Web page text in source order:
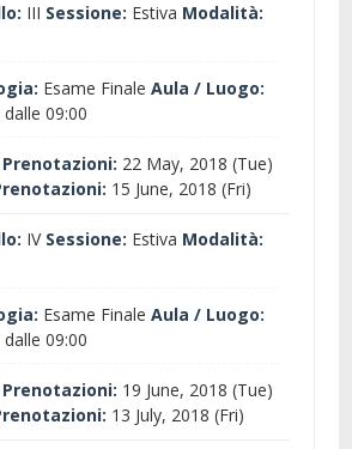
III Sessione: Estiva Modalità:
Esame Finale Aula / Luogo:
dalle 09:00
22 May, 2018 (Tue)
15 June, 2018 (Fri)
IV Sessione: Estiva Modalità:
Esame Finale Aula / Luogo:
dalle 09:00
19 June, 2018 (Tue)
13 July, 2018 (Fri)